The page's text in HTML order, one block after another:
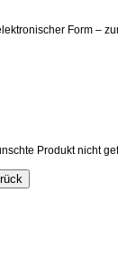
Form –
Produkt nicht